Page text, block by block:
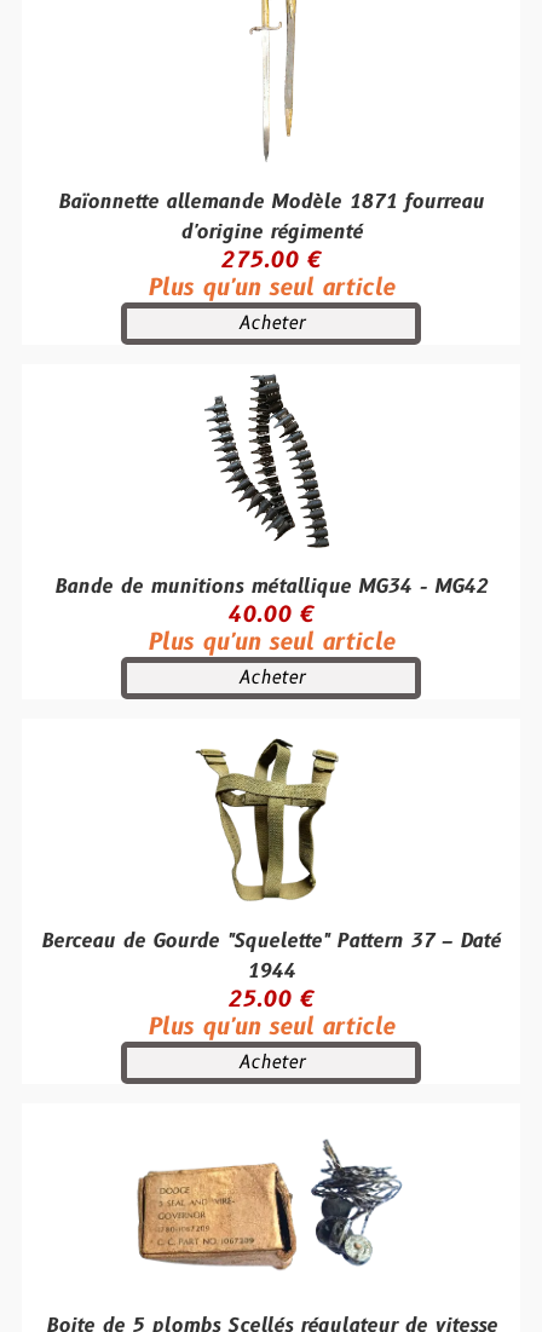
Baïonnette allemande Modèle 1871 fourreau
d'origine régimenté
275.00 €
Plus qu'un seul article
Acheter
Bande de munitions métallique MG34 - MG42
40.00 €
Plus qu'un seul article
Acheter
Berceau de Gourde "Squelette" Pattern 37 – Daté
1944
25.00 €
Plus qu'un seul article
Acheter
Boite de 5 plombs Scellés régulateur de vitesse